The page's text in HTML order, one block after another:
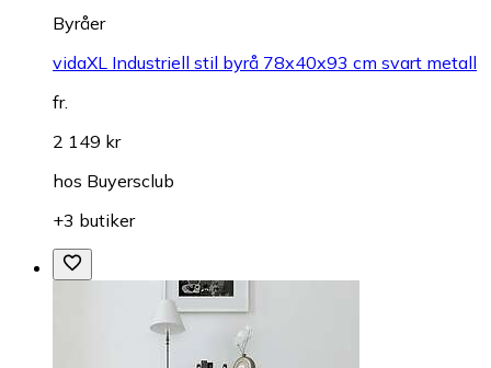
Byråer
vidaXL Industriell stil byrå 78x40x93 cm svart metall
fr.
2 149 kr
hos Buyersclub
+3 butiker